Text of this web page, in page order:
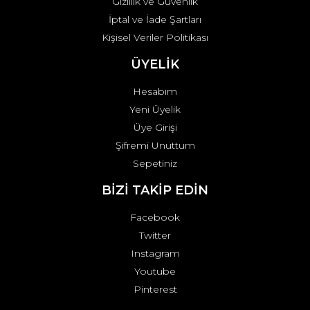
İptal ve İade Şartları
Kişisel Veriler Politikası
ÜYELİK
Hesabım
Yeni Üyelik
Üye Girişi
Şifremi Unuttum
Sepetiniz
BİZİ TAKİP EDİN
Facebook
Twitter
Instagram
Youtube
Pinterest